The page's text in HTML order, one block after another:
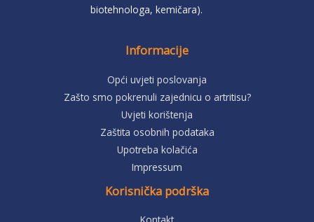
biotehnologa, kemičara).
Informacije
Opći uvjeti poslovanja
Zašto smo pokrenuli zajednicu o artritisu?
Uvjeti korištenja
Zaštita osobnih podataka
Upotreba kolačića
Impressum
Korisnička podrška